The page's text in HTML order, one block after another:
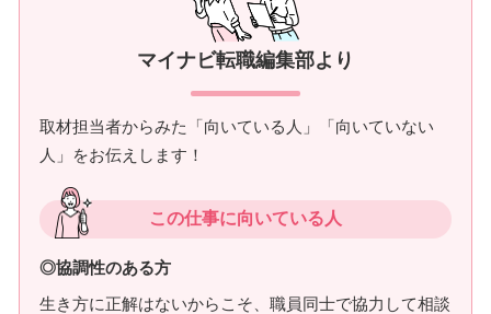
マイナビ転職編集部より
取材担当者からみた「向いている人」「向いていない
人」をお伝えします！
この仕事に向いている人
◎協調性のある方
生き方に正解はないからこそ、職員同士で協力して相談